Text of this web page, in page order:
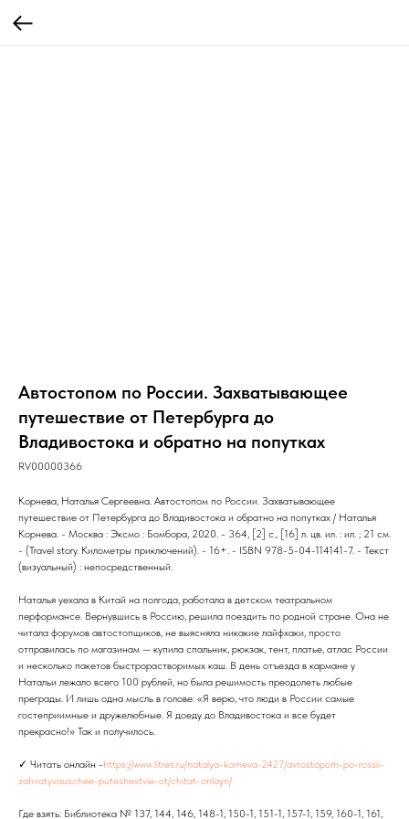
Автостопом по России. Захватывающее
путешествие от Петербурга до
Владивостока и обратно на попутках
RV00000366
Корнева, Наталья Сергеевна. Автостопом по России. Захватывающее
путешествие от Петербурга до Владивостока и обратно на попутках / Наталья
Корнева. - Москва : Эксмо : Бомбора, 2020. - 364, [2] с., [16] л. цв. ил. : ил. ; 21 см.
- (Travel story. Километры приключений). - 16+. - ISBN 978-5-04-114141-7. - Текст
(визуальный) : непосредственный.
Наталья уехала в Китай на полгода, работала в детском театральном
перформансе. Вернувшись в Россию, решила поездить по родной стране. Она не
читала форумов автостопщиков, не выясняла никакие лайфхаки, просто
отправилась по магазинам — купила спальник, рюкзак, тент, платье, атлас России
и несколько пакетов быстрорастворимых каш. В день отъезда в кармане у
Натальи лежало всего 100 рублей, но была решимость преодолеть любые
преграды. И лишь одна мысль в голове: «Я верю, что люди в России самые
гостеприимные и дружелюбные. Я доеду до Владивостока и все будет
прекрасно!» Так и получилось.
✓ Читать онлайн -https://www.litres.ru/natalya-korneva-2427/avtostopom-po-rossii-
zahvatyvauschee-puteshestvie-ot/chitat-onlayn/
Где взять: Библиотека № 137, 144, 146, 148-1, 150-1, 151-1, 157-1, 159, 160-1, 161,